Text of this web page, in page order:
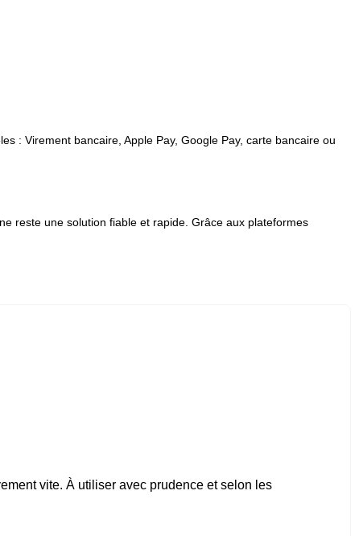
: Virement bancaire, Apple Pay, Google Pay, carte bancaire ou
reste une solution fiable et rapide. Grâce aux plateformes
vite. À utiliser avec prudence et selon les